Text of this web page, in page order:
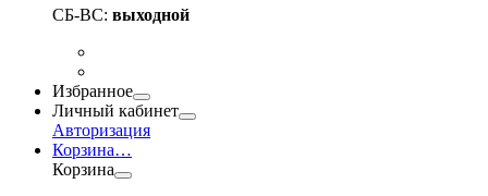
СБ-ВС: выходной
Избранное
Личный кабинет
Авторизация
Корзина…
Корзина